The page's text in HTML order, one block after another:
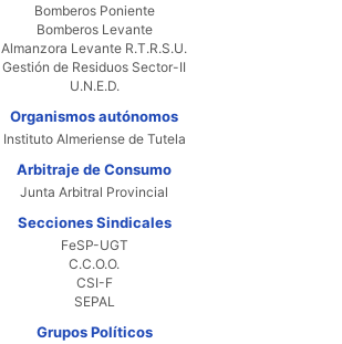
Bomberos Poniente
Bomberos Levante
Almanzora Levante R.T.R.S.U.
Gestión de Residuos Sector-II
U.N.E.D.
Organismos autónomos
Instituto Almeriense de Tutela
Arbitraje de Consumo
Junta Arbitral Provincial
Secciones Sindicales
FeSP-UGT
C.C.O.O.
CSI-F
SEPAL
Grupos Políticos